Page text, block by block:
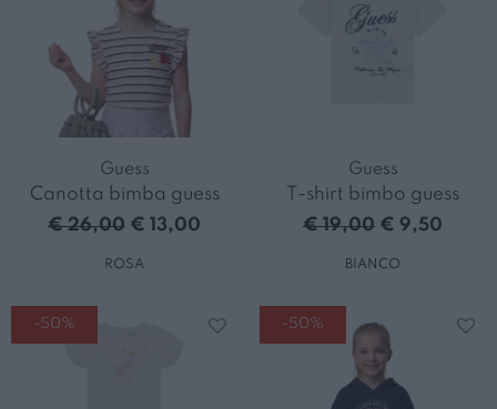
Guess
Canotta bimba guess
€ 26,00 € 13,00
ROSA
Guess
T-shirt bimbo guess
€ 19,00 € 9,50
BIANCO
-50% -50%